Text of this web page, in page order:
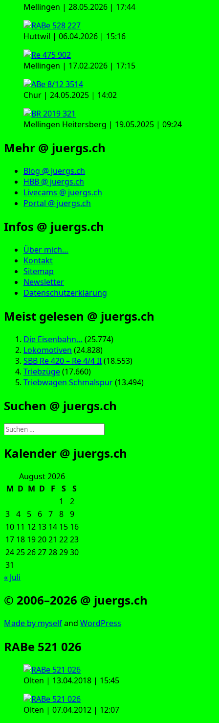
Mellingen | 28.05.2026 | 17:44
Huttwil | 06.04.2026 | 15:16
Mellingen | 17.02.2026 | 17:15
Chur | 24.05.2025 | 14:02
Mellingen Heitersberg | 19.05.2025 | 09:24
Mehr @ juergs.ch
Blog @ juergs.ch
HBB @ juergs.ch
Livecams @ juergs.ch
Portal @ juergs.ch
Infos @ juergs.ch
Über mich…
Kontakt
Sitemap
Newsletter
Datenschutzerklärung
Meist gelesen @ juergs.ch
Die Eisenbahn… (25.774)
Lokomotiven (24.828)
SBB Re 420 – Re 4/4 II(18.553)
Triebzüge(17.660)
Triebwagen Schmalspur(13.494)
Suchen @ juergs.ch
Suchen
nach:
Kalender @ juergs.ch
August 2026
M D M D F S
S
1
2
3 4 5 6 7 8 9
10 11 12 13 14 15 16
17 18 192021 2223
24252627282930
31
« Juli
© 2006–2026 @ juergs.ch
Made by mys­elfand Word­Press
RABe 521 026
Olten | 13.04.2018 | 15:45
Olten | 07.04.2012 | 12:07